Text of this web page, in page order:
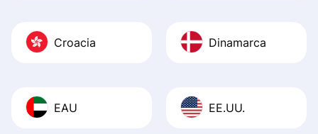
Croacia Dinamarca
EAU EE.UU.